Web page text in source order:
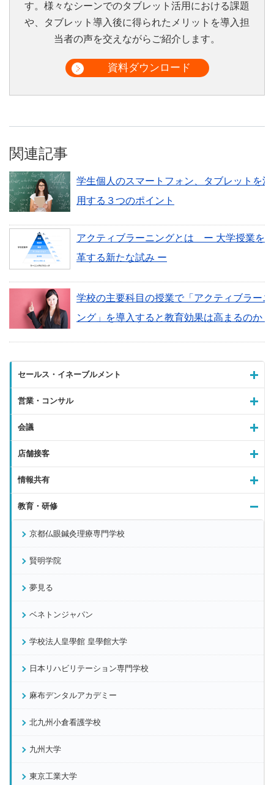
す。様々なシーンでのタブレット活用における課題
や、タブレット導入後に得られたメリットを導入担
当者の声を交えながらご紹介します。
資料ダウンロード
関連記事
学生個人のスマートフォン、タブレットを活
用する３つのポイント
アクティブラーニングとは ー 大学授業を変
革する新たな試み ー
学校の主要科目の授業で「アクティブラーニ
ング」を導入すると教育効果は高まるのか？
セールス・イネーブルメント
営業・コンサル
会議
店舗接客
情報共有
教育・研修
京都仏眼鍼灸理療専門学校
賢明学院
夢見る
ベネトンジャパン
学校法人皇學館 皇學館大学
日本リハビリテーション専門学校
麻布デンタルアカデミー
北九州小倉看護学校
九州大学
東京工業大学